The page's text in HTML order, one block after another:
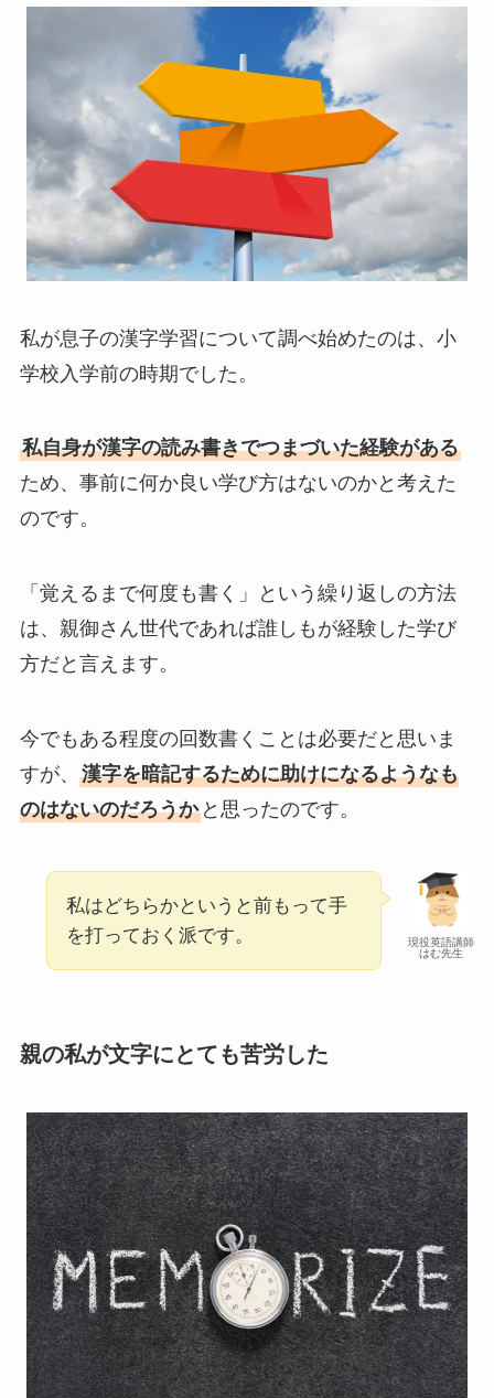
私が息子の漢字学習について調べ始めたのは、小
学校入学前の時期でした。
私自身が漢字の読み書きでつまづいた経験がある
ため、事前に何か良い学び方はないのかと考えた
のです。
「覚えるまで何度も書く」という繰り返しの方法
は、親御さん世代であれば誰しもが経験した学び
方だと言えます。
今でもある程度の回数書くことは必要だと思いま
すが、 漢字を暗記するために助けになるようなも
のはないのだろうかと思ったのです。
現役英語講師
はむ先生
私はどちらかというと前もって手
を打っておく派です。
親の私が文字にとても苦労した